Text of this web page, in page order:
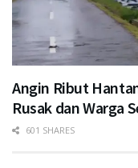
Angin Ribut
Rusak dan Warga
601 SHARES